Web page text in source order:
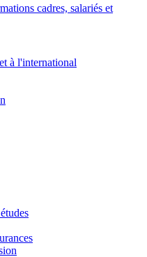
cadres, salariés et
à l'international